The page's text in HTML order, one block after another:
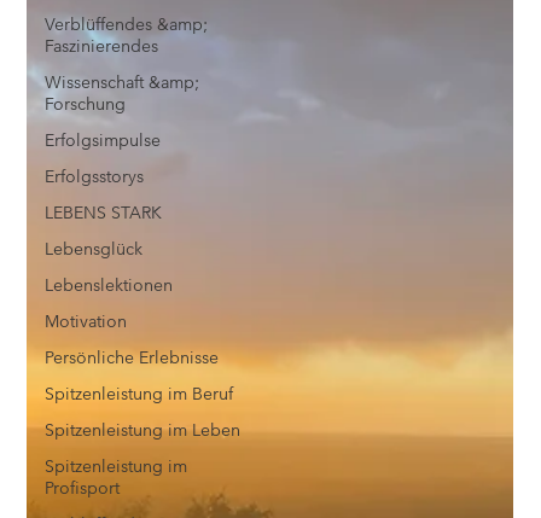
Verblüffendes &amp;
Faszinierendes
Wissenschaft &amp;
Forschung
Erfolgsimpulse
Erfolgsstorys
LEBENS STARK
Lebensglück
Lebenslektionen
Motivation
Persönliche Erlebnisse
Spitzenleistung im Beruf
Spitzenleistung im Leben
Spitzenleistung im
Profisport